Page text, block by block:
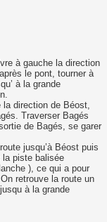
à gauche la direction
le pont, tourner à
à la grande
la direction de Béost,
Traverser Bagés
de Bagés, se garer
jusqu’à Béost puis
la piste balisée
), ce qui a pour
retrouve la route un
à la grande